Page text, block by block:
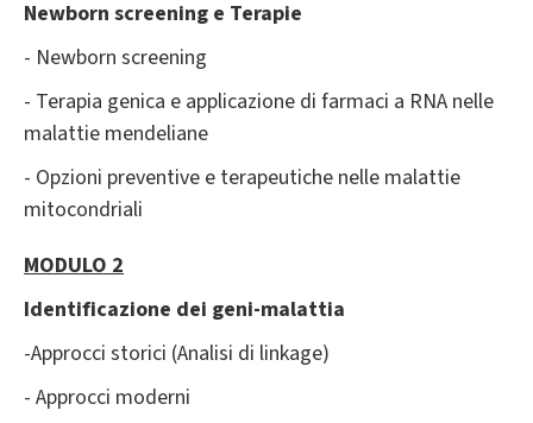
Newborn screening e Terapie
- Newborn screening
- Terapia genica e applicazione di farmaci a RNA nelle
malattie mendeliane
- Opzioni preventive e terapeutiche nelle malattie
mitocondriali
MODULO 2
Identificazione dei geni-malattia
-Approcci storici (Analisi di linkage)
- Approcci moderni